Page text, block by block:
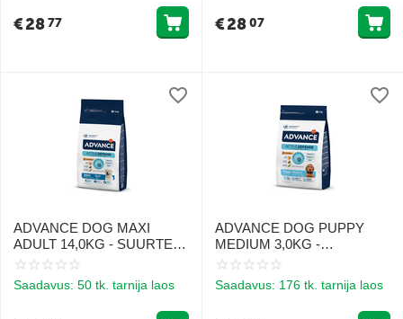
€2877 €2807
ADVANCE DOG MAXI
ADULT 14,0KG - SUURTE
TÕUGUDE KOERTELE
Saadavus: 50 tk. tarnija laos
ADVANCE DOG PUPPY
MEDIUM 3,0KG -
KESKMISTE TÕUGUDE
RIISIGA)
Saadavus: 176 tk. tarnija laos